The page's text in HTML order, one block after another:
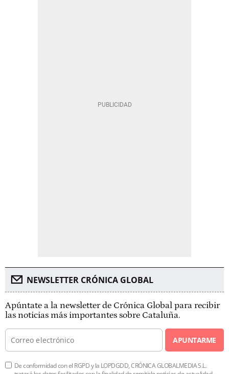
NEWSLETTER CRÓNICA GLOBAL
Apúntate a la newsletter de Crónica Global para recibir
las noticias más importantes sobre Cataluña.
APUNTARME
De conformidad con el RGPD y la LOPDGDD, CRÓNICA GLOBALMEDIA S.L.